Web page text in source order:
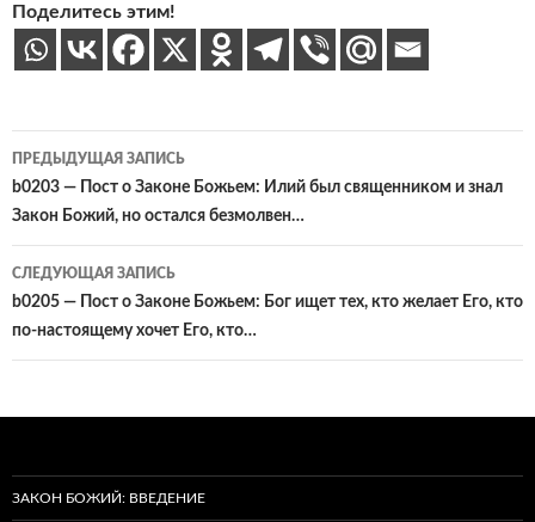
Поделитесь этим!
Навигация
по
записям
ПРЕДЫДУЩАЯ ЗАПИСЬ
b0203 — Пост о Законе Божьем: Илий был священником и знал
Закон Божий, но остался безмолвен…
СЛЕДУЮЩАЯ ЗАПИСЬ
b0205 — Пост о Законе Божьем: Бог ищет тех, кто желает Его, кто
по-настоящему хочет Его, кто…
ЗАКОН БОЖИЙ: ВВЕДЕНИЕ